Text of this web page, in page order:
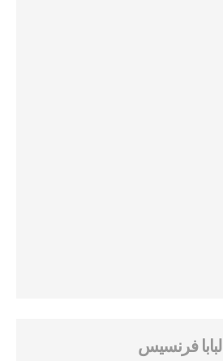
البابا فرنسيس